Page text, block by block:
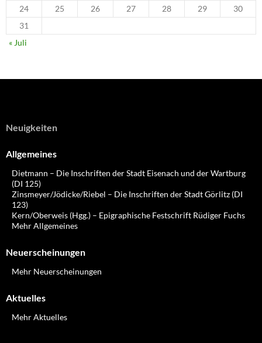
24
25 26 27 28 29
30
31
« Juli
Neuigkeiten
Allgemeines
Dietmann – Die Inschriften der Stadt Eisenach und der Wartburg
(DI 125)
Zinsmeyer/Jödicke/Riebel – Die Inschriften der Stadt Görlitz (DI
123)
Kern/Oberweis (Hgg.) – Epigraphische Festschrift Rüdiger Fuchs
Mehr Allgemeines
Neuerscheinungen
Mehr Neuerscheinungen
Aktuelles
Mehr Aktuelles